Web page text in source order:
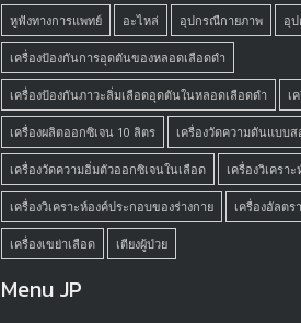
หูฟังทางการแพทย์ อะไหล่ อุปกรณืกายภาพ อุ
เครื่องป้องกันการอุดตันของหลอดเลือดดำ
เครื่องป้องกันภาวะลิ่มเลือดอุดตันในหลอดเลือดดำ เ
เครื่องผลิตออกซิเจน 10 ลิตร เครื่องวัดความดันแบบ
เครื่องวัดความอิ่มตัวออกซิเจนในเลือด เครื่องวิเคราะ
เครื่องวิเคราะห์องค์ประกอบของร่างกาย เครื่องอัลต
เครื่องเขย่าเลือด เตียงผู้ป่วย
Menu JP